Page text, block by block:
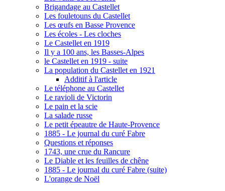
Brigandage au Castellet
Les fouletouns du Castellet
Les œufs en Basse Provence
Les écoles - Les cloches
Le Castellet en 1919
Il y a 100 ans, les Basses-Alpes
le Castellet en 1919 - suite
La population du Castellet en 1921
Additif à l'article
Le téléphone au Castellet
Le ravioli de Victorin
Le pain et la scie
La salade russe
Le petit épeautre de Haute-Provence
1885 - Le journal du curé Fabre
Questions et réponses
1743, une crue du Rancure
Le Diable et les feuilles de chêne
1885 - Le journal du curé Fabre (suite)
L'orange de Noël